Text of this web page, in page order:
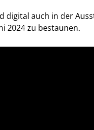
digital auch in der
2024 zu bestaunen.